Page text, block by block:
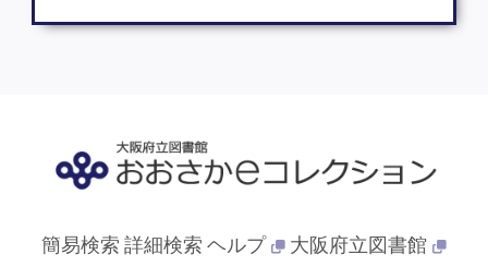
簡易検索 詳細検索 ヘルプ 大阪府立図書館